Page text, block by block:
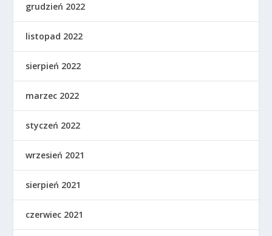
grudzień 2022
listopad 2022
sierpień 2022
marzec 2022
styczeń 2022
wrzesień 2021
sierpień 2021
czerwiec 2021